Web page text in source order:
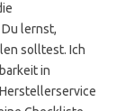
lernst,
solltest. Ich
in